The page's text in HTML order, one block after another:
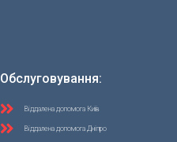
Обслуговування:
Віддалена допомога Київ
Віддалена допомога Дніпро